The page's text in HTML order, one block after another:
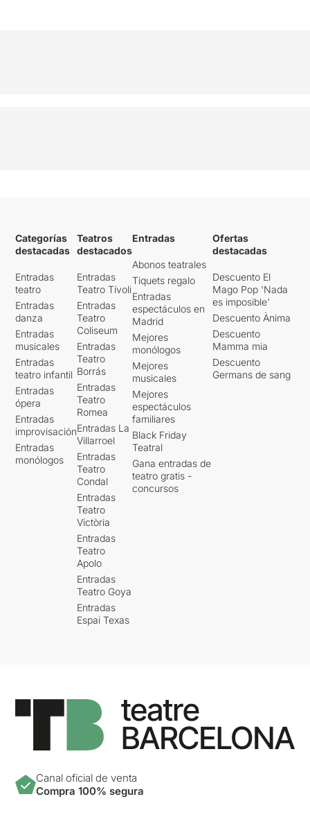
Categorías
destacadas
Entradas
teatro
Entradas
danza
Entradas
musicales
Entradas
teatro infantil
Entradas
ópera
Entradas
improvisación
Entradas
monólogos
Teatros
destacados
Entradas
Teatro Tívoli
Entradas
Teatro
Coliseum
Entradas
Teatro
Borrás
Entradas
Teatro
Romea
Entradas La
Villarroel
Entradas
Teatro
Condal
Entradas
Teatro
Victòria
Entradas
Teatro
Apolo
Entradas
Teatro Goya
Entradas
Espai Texas
Entradas
Abonos teatrales
Tiquets regalo
Entradas
espectáculos en
Madrid
Mejores
monólogos
Mejores
musicales
Mejores
espectáculos
familiares
Black Friday
Teatral
Gana entradas de
teatro gratis -
concursos
Ofertas
destacadas
Descuento El
Mago Pop 'Nada
es imposible'
Descuento Ànima
Descuento
Mamma mia
Descuento
Germans de sang
Canal oficial de venta
Compra 100% segura